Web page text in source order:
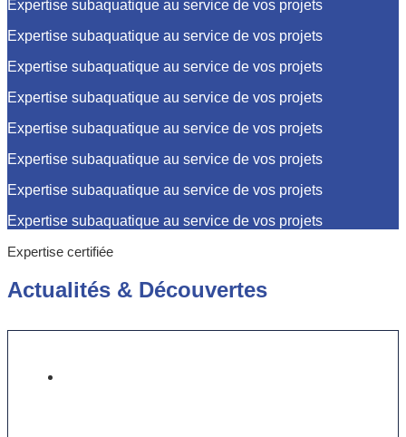
Expertise subaquatique au service de vos projets
Expertise subaquatique au service de vos projets
Expertise subaquatique au service de vos projets
Expertise subaquatique au service de vos projets
Expertise subaquatique au service de vos projets
Expertise subaquatique au service de vos projets
Expertise subaquatique au service de vos projets
Expertise subaquatique au service de vos projets
Expertise certifiée
Actualités & Découvertes